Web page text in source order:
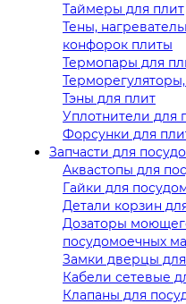
Таймеры для плит
Тены,
конфорок плиты
Термопары для
Тэны для плит
Уплотнители для
Форсунки для
Запчасти для
Аквастопы для
Гайки для
Детали корзин
Дозаторы
посудомоечных
Замки дверцы
Кабели сетевые
Клапаны для